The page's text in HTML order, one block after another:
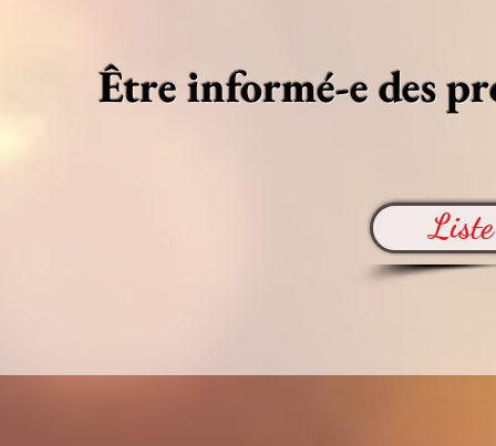
Être informé-e des